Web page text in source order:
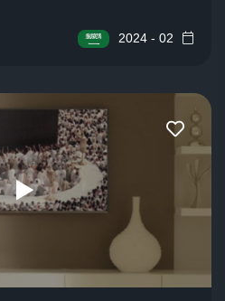
02 - 2024